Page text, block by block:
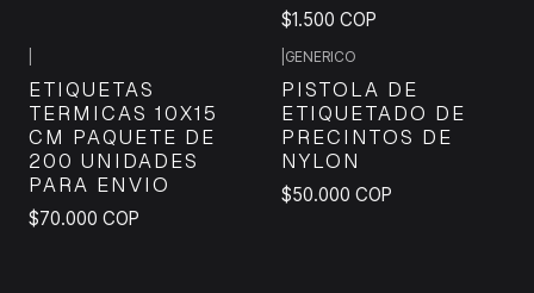
$1.500 COP
ETIQUETAS
TERMICAS 10X15
CM PAQUETE DE
200 UNIDADES
PARA ENVIO
$70.000 COP
GENERICO
PISTOLA DE
ETIQUETADO DE
PRECINTOS DE
NYLON
$50.000 COP